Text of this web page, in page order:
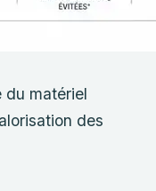
matériel
des